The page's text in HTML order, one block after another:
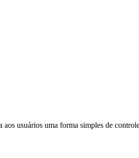
usuários uma forma simples de